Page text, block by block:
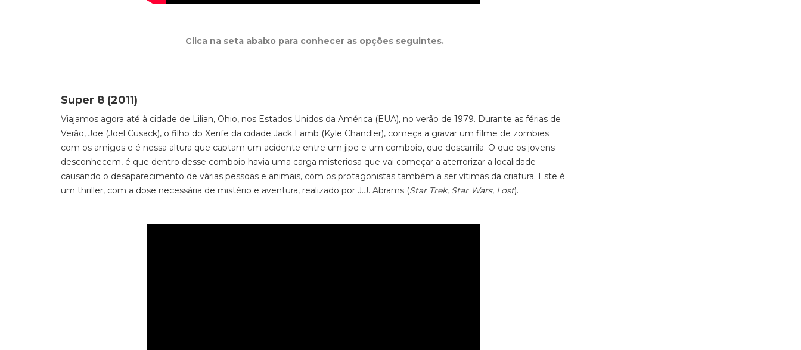
Clica na seta abaixo para conhecer as opções seguintes.
Super 8 (2011)
Viajamos agora até à cidade de Lilian, Ohio, nos Estados Unidos da América (EUA), no verão de 1979. Durante as férias de
Verão, Joe (Joel Cusack), o filho do Xerife da cidade Jack Lamb (Kyle Chandler), começa a gravar um filme de zombies
com os amigos e é nessa altura que captam um acidente entre um jipe e um comboio, que descarrila. O que os jovens
desconhecem, é que dentro desse comboio havia uma carga misteriosa que vai começar a aterrorizar a localidade
causando o desaparecimento de várias pessoas e animais, com os protagonistas também a ser vítimas da criatura. Este é
um thriller, com a dose necessária de mistério e aventura, realizado por J.J. Abrams (Star Trek, Star Wars, Lost).